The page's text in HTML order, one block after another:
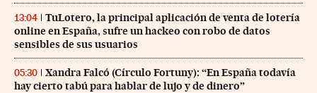
13:04
TuLotero, la principal aplicación de venta de lotería
online en España, sufre un hackeo con robo de datos
sensibles de sus usuarios
05:30
Xandra Falcó (Círculo Fortuny): “En España todavía
hay cierto tabú para hablar de lujo y de dinero”